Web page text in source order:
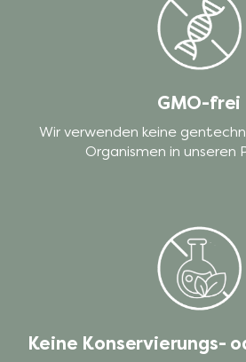
GMO-frei
Wir verwenden keine
Organismen in unseren
Keine Konservierungs-